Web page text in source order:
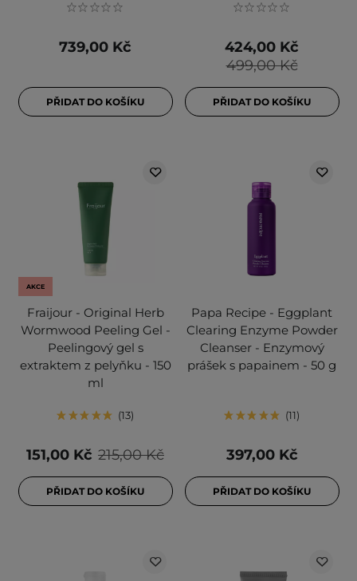
739,00 Kč
PŘIDAT DO KOŠÍKU
499,00 Kč
424,00 Kč
PŘIDAT DO KOŠÍKU
AKCE
Fraijour - Original Herb
Wormwood Peeling Gel -
Peelingový gel s
extraktem z pelyňku - 150
ml
13
215,00 Kč
151,00 Kč
PŘIDAT DO KOŠÍKU
Papa Recipe - Eggplant
Clearing Enzyme Powder
Cleanser - Enzymový
prášek s papainem - 50 g
11
397,00 Kč
PŘIDAT DO KOŠÍKU